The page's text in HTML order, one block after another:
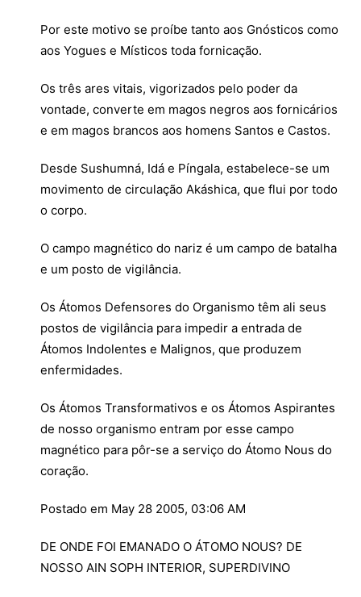
Por este motivo se proíbe tanto aos Gnósticos como
aos Yogues e Místicos toda fornicação.
Os três ares vitais, vigorizados pelo poder da
vontade, converte em magos negros aos fornicários
e em magos brancos aos homens Santos e Castos.
Desde Sushumná, Idá e Píngala, estabelece-se um
movimento de circulação Akáshica, que flui por todo
o corpo.
O campo magnético do nariz é um campo de batalha
e um posto de vigilância.
Os Átomos Defensores do Organismo têm ali seus
postos de vigilância para impedir a entrada de
Átomos Indolentes e Malignos, que produzem
enfermidades.
Os Átomos Transformativos e os Átomos Aspirantes
de nosso organismo entram por esse campo
magnético para pôr-se a serviço do Átomo Nous do
coração.
Postado em May 28 2005, 03:06 AM
DE ONDE FOI EMANADO O ÁTOMO NOUS? DE
NOSSO AIN SOPH INTERIOR, SUPERDIVINO